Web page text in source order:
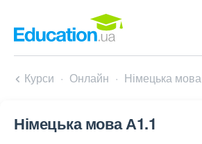
Курси Онлайн Німецька мова
Німецька мова А1.1